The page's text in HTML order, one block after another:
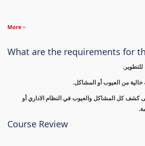
More
What are the requirements for
خالية من العيوب أو المشاكل.
كشف كل المشاكل والعيوب في النظام الاداري أو
Course Review